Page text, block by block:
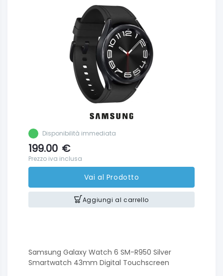
Disponibilità immediata
199.00 €
Prezzo iva inclusa
Vai al Prodotto
Aggiungi al carrello
Samsung Galaxy Watch 6 SM-R950 Silver
Smartwatch 43mm Digital Touchscreen